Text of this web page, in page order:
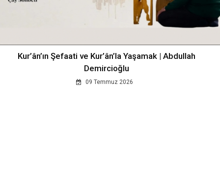
Kur’ân’ın Şefaati ve Kur’ân’la Yaşamak | Abdullah
Demircioğlu
09 Temmuz 2026